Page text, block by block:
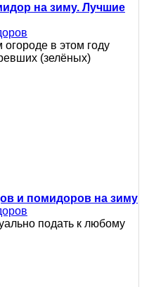
на зиму. Лучшие
в этом году
(зелёных)
и помидоров на зиму
подать к любому